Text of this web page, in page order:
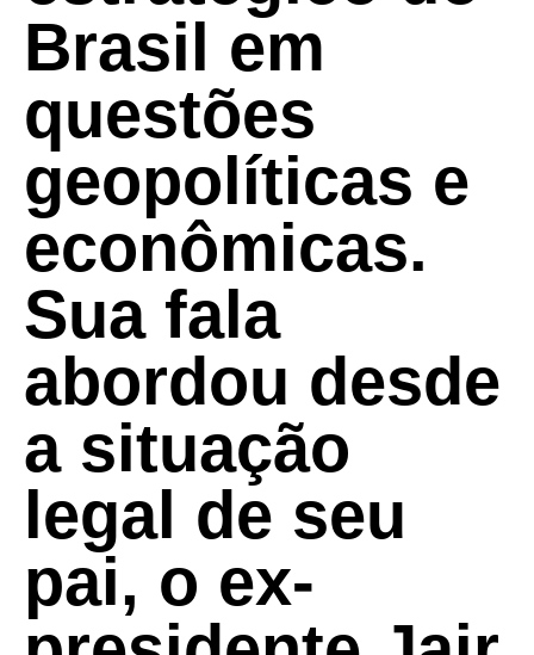
Brasil em
questões
geopolíticas e
econômicas.
Sua fala
abordou desde
a situação
legal de seu
pai, o ex-